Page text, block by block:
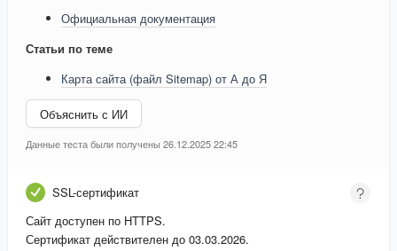
Официальная документация
Статьи по теме
Карта сайта (файл Sitemap) от А до Я
Объяснить с ИИ
Данные теста были получены 26.12.2025 22:45
SSL-сертификат
Сайт доступен по HTTPS.
Сертификат действителен до 03.03.2026.